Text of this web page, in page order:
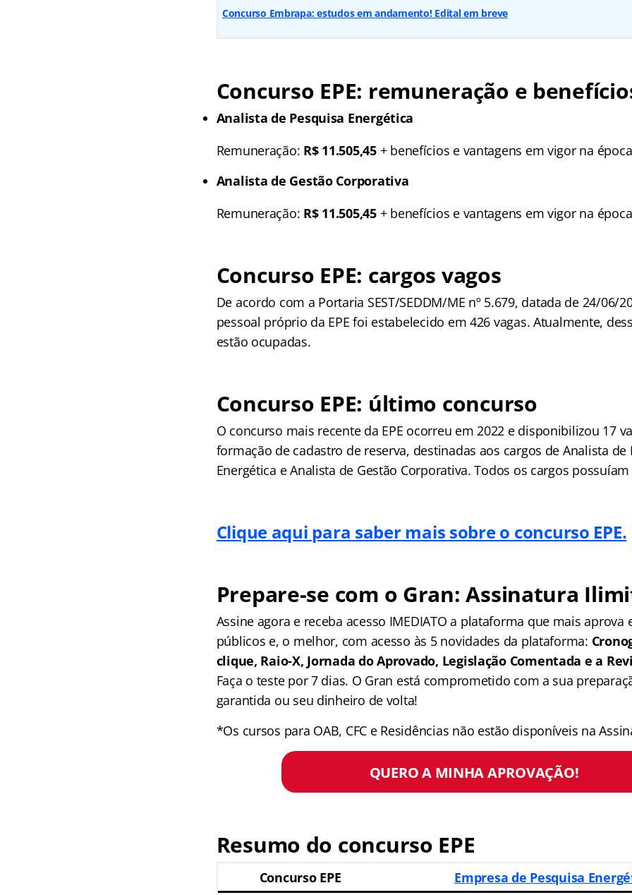
Concurso Embrapa: estudos em andamento! Edital em breve
Concurso EPE: remuneração e
Analista de Pesquisa Energética
Remuneração: R$ 11.505,45 + benefícios e vantagens em vigor na
Analista de Gestão Corporativa
Remuneração: R$ 11.505,45 + benefícios e vantagens em vigor na
Concurso EPE: cargos vagos
De acordo com a Portaria SEST/SEDDM/ME nº 5.679, datada de 24/06/
pessoal próprio da EPE foi estabelecido em 426 vagas. Atualmente,
estão ocupadas.
Concurso EPE: último concurso
O concurso mais recente da EPE ocorreu em 2022 e disponibilizou 17
formação de cadastro de reserva, destinadas aos cargos de Analista de
Energética e Analista de Gestão Corporativa. Todos os cargos
Clique aqui para saber mais sobre o concurso EPE.
Prepare-se com o Gran: Assinatura
Assine agora e receba acesso IMEDIATO a plataforma que mais aprova
públicos e, o melhor, com acesso às 5 novidades da plataforma:
clique, Raio-X, Jornada do Aprovado, Legislação Comentada e a
Faça o teste por 7 dias. O Gran está comprometido com a sua
garantida ou seu dinheiro de volta!
*Os cursos para OAB, CFC e Residências não estão disponíveis na
QUERO A MINHA APROVAÇÃO!
Resumo do concurso EPE
Concurso EPE Empresa de Pesquisa